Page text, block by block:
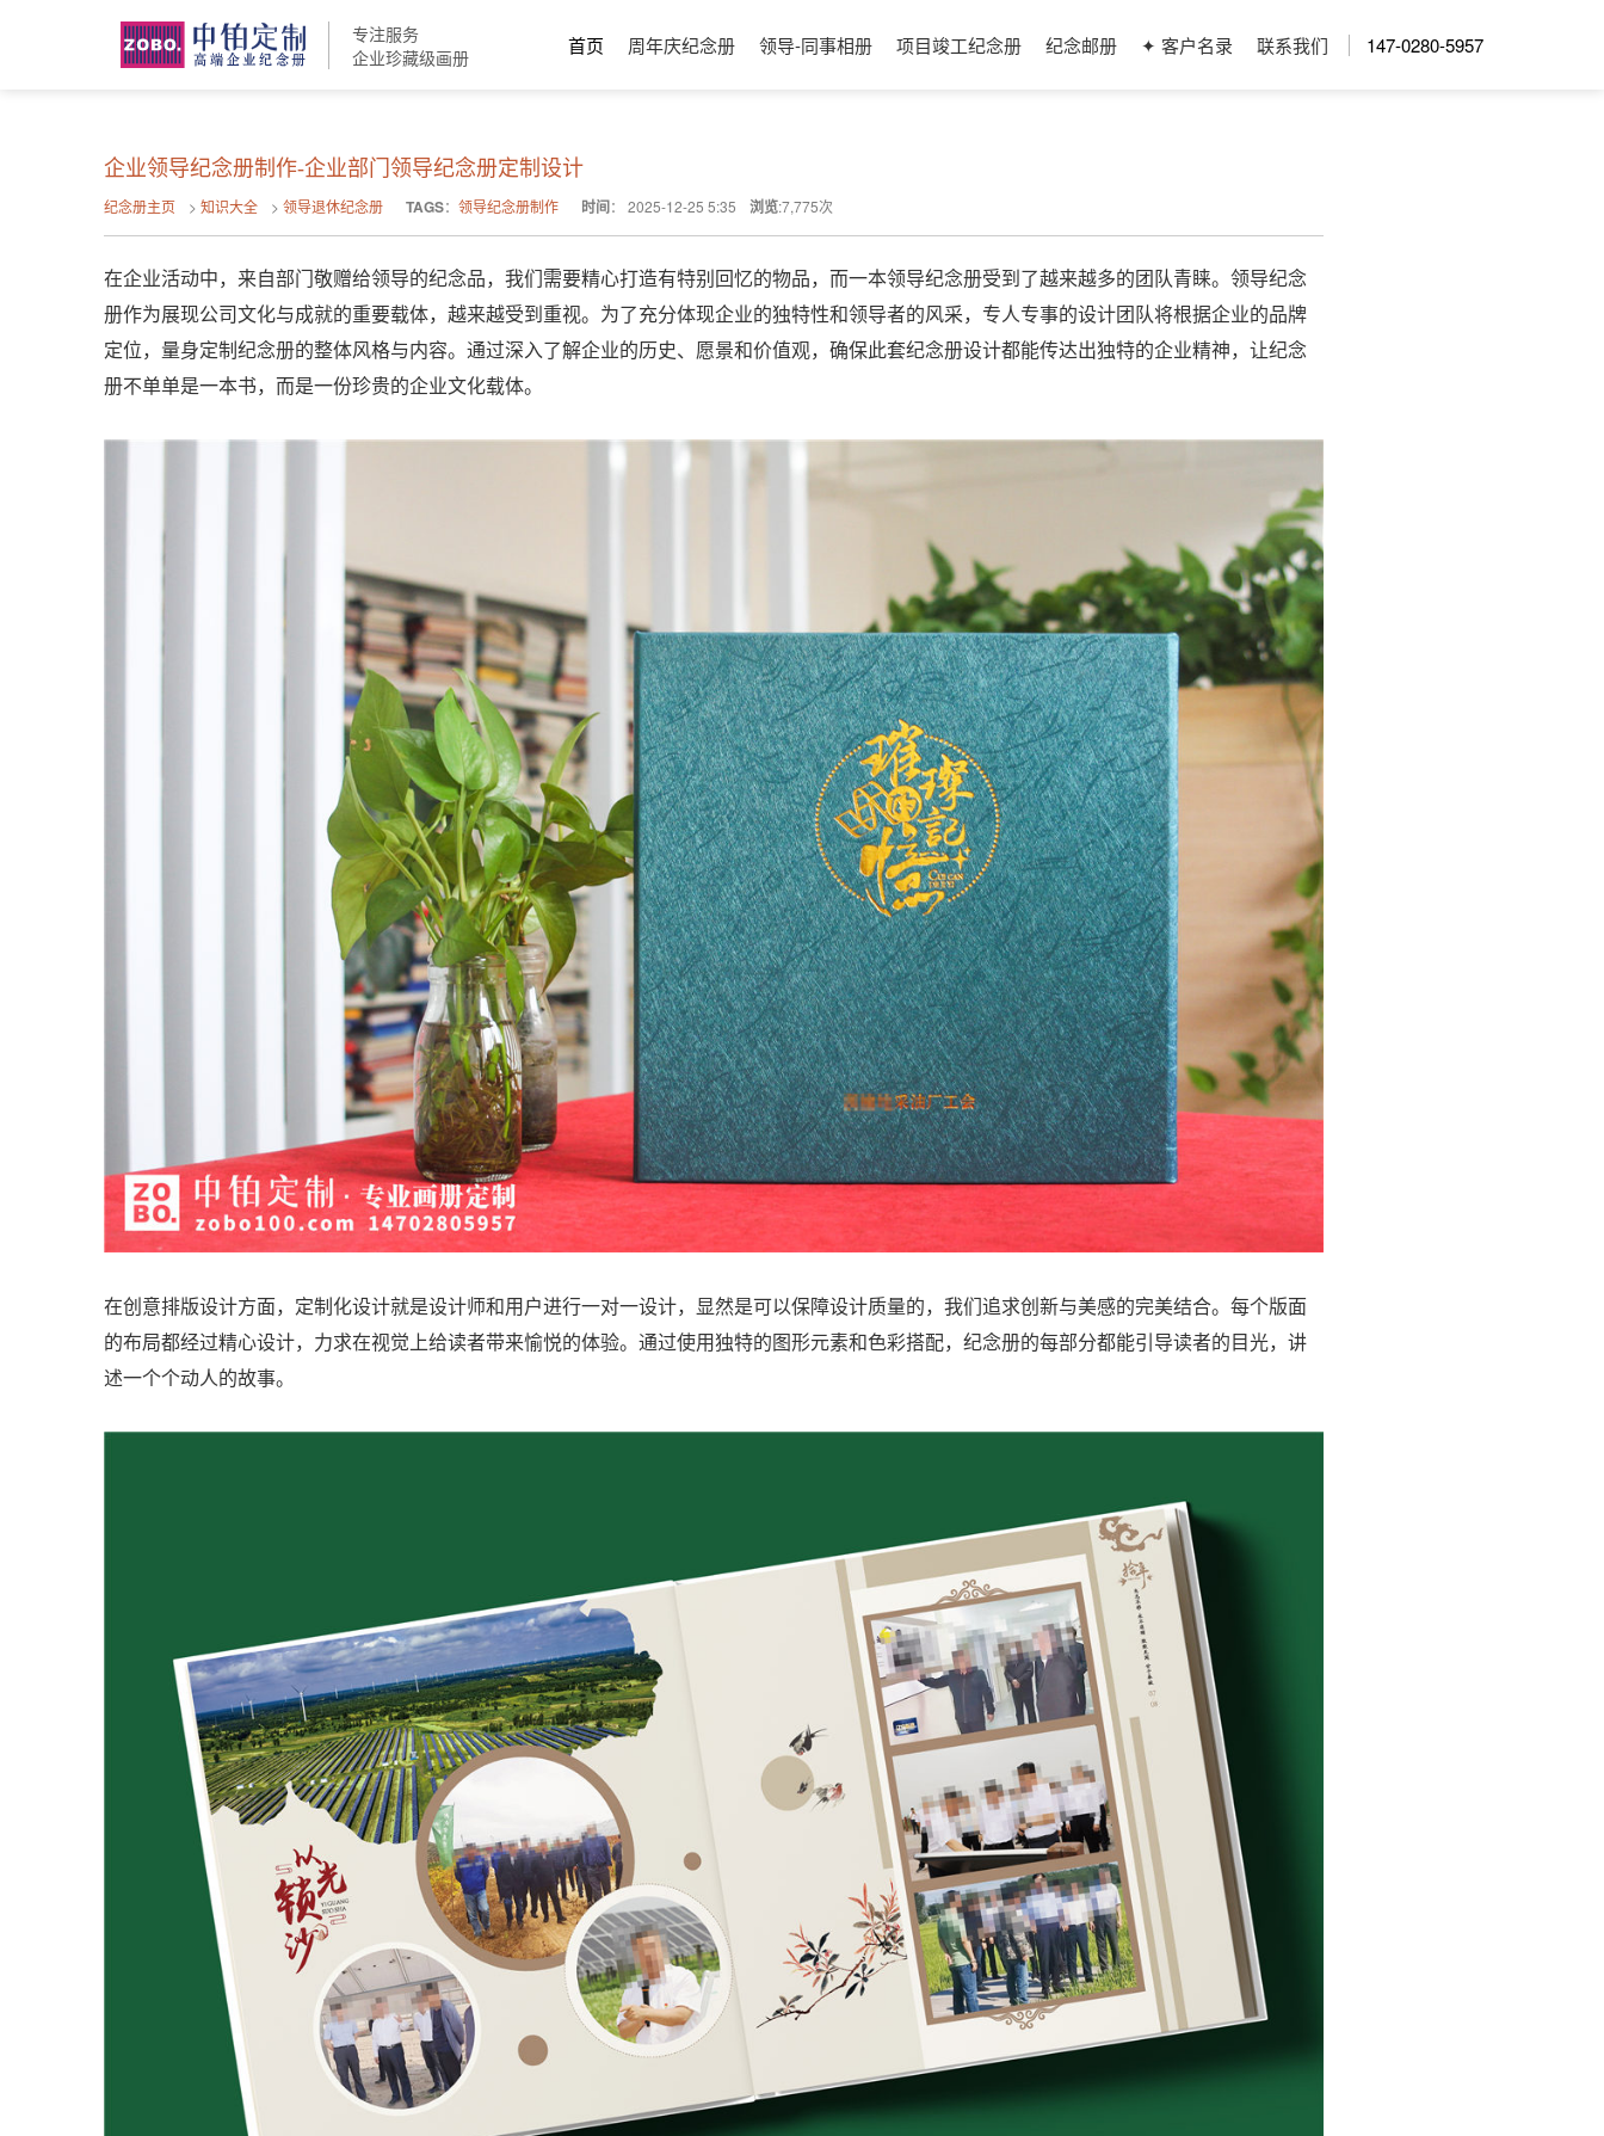
专注服务
企业珍藏级画册
首页 周年庆纪念册 领导-同事相册 项目竣工纪念册 纪念邮册 ✦ 客户名录 联系我们 147-0280-5957
企业领导纪念册制作-企业部门领导纪念册定制设计
纪念册主页 >知识大全 >领导退休纪念册 TAGS：领导纪念册制作 时间：2025-12-25 5:35 浏览:7,775次
在企业活动中，来自部门敬赠给领导的纪念品，我们需要精心打造有特别回忆的物品，而一本领导纪念册受到了越来越多的团队青睐。领导纪念
册作为展现公司文化与成就的重要载体，越来越受到重视。为了充分体现企业的独特性和领导者的风采，专人专事的设计团队将根据企业的品牌
定位，量身定制纪念册的整体风格与内容。通过深入了解企业的历史、愿景和价值观，确保此套纪念册设计都能传达出独特的企业精神，让纪念
册不单单是一本书，而是一份珍贵的企业文化载体。
在创意排版设计方面，定制化设计就是设计师和用户进行一对一设计，显然是可以保障设计质量的，我们追求创新与美感的完美结合。每个版面
的布局都经过精心设计，力求在视觉上给读者带来愉悦的体验。通过使用独特的图形元素和色彩搭配，纪念册的每部分都能引导读者的目光，讲
述一个个动人的故事。